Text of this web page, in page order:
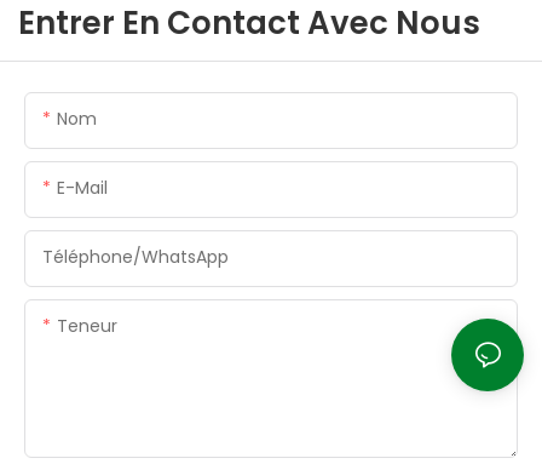
Entrer En Contact Avec Nous
Nom
E-Mail
Téléphone/WhatsApp
Teneur